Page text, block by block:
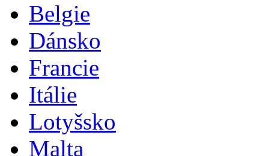
Belgie
Dánsko
Francie
Itálie
Lotyšsko
Malta